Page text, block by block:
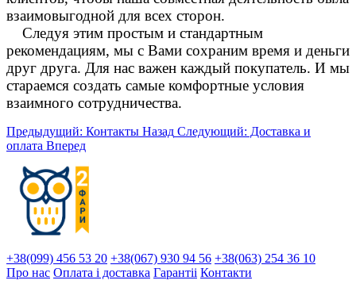
взаимовыгодной для всех сторон.
Следуя этим простым и стандартным
рекомендациям, мы с Вами сохраним время и деньги
друг друга. Для нас важен каждый покупатель. И мы
стараемся создать самые комфортные условия
взаимного сотрудничества.
Предыдущий: Контакты Назад Следующий: Доставка и
оплата Вперед
+38(099) 456 53 20 +38(067) 930 94 56 +38(063) 254 36 10
Про нас Оплата і доставка Гарантіi Контакти